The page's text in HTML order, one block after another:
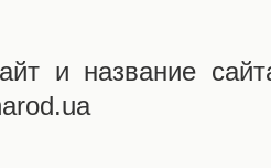
и название